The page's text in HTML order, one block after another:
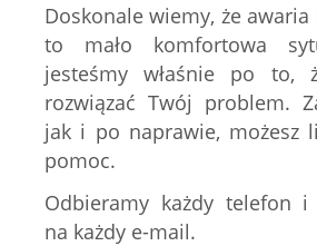
Doskonale wiemy, że
to mało komfortowa
jesteśmy właśnie po to,
rozwiązać Twój problem.
jak i po naprawie, możesz
pomoc.
Odbieramy każdy telefon i
na każdy e-mail.